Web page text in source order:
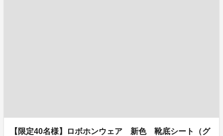
【限定40名様】ロボホンウェア 新色 靴底シート（グ